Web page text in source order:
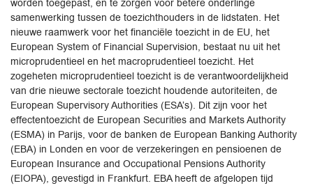
worden toegepast, en te zorgen voor betere onderlinge
samenwerking tussen de toezichthouders in de lidstaten. Het
nieuwe raamwerk voor het financiële toezicht in de EU, het
European System of Financial Supervision, bestaat nu uit het
microprudentieel en het macroprudentieel toezicht. Het
zogeheten microprudentieel toezicht is de verantwoordelijkheid
van drie nieuwe sectorale toezicht houdende autoriteiten, de
European Supervisory Authorities (ESA’s). Dit zijn voor het
effectentoezicht de European Securities and Markets Authority
(ESMA) in Parijs, voor de banken de European Banking Authority
(EBA) in Londen en voor de verzekeringen en pensioenen de
European Insurance and Occupational Pensions Authority
(EIOPA), gevestigd in Frankfurt. EBA heeft de afgelopen tijd